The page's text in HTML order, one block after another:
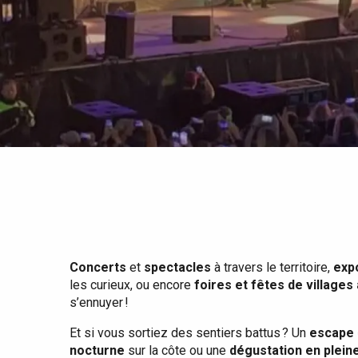
Tout l'agenda
Eté
Quand il pleut
Avec les enfants
Entre amis
Lieux branchés
Meilleurs brunch
Restaurants avec vue
Séjours en bord de
mer
Séjours en train
Concerts et spectacles à travers le territoire,
les curieux, ou encore foires et fêtes de villages
s’ennuyer !
Et si vous sortiez des sentiers battus ? Un escape
nocturne sur la côte ou une dégustation en